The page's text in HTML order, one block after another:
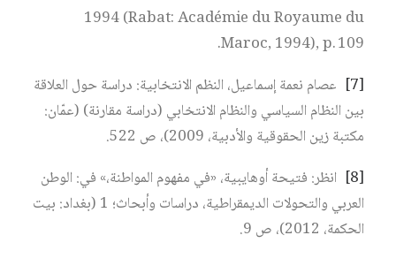
1994 (Rabat: Académie du Royaume du
Maroc, 1994), p. 109.
[7]
عصام نعمة إسماعيل، النظم الانتخابية: دراسة حول العلاقة
بين النظام السياسي والنظام الانتخابي (دراسة مقارنة) (عمّان:
مكتبة زين الحقوقية والأدبية، 2009)، ص 522.
[8]
انظر: فتيحة أوهايبية، «في مفهوم المواطنة،» في: الوطن
العربي والتحولات الديمقراطية، دراسات وأبحاث؛ 1 (بغداد: بيت
الحكمة، 2012)، ص 9.